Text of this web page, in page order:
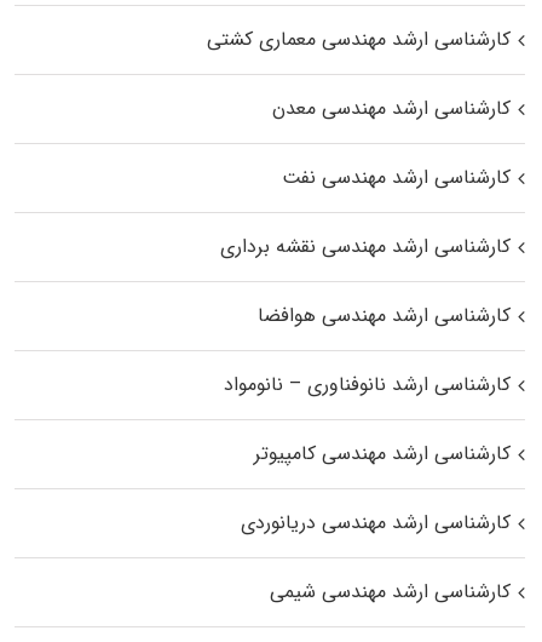
کارشناسی ارشد مهندسی معماری کشتی
کارشناسی ارشد مهندسی معدن
کارشناسی ارشد مهندسی نفت
کارشناسی ارشد مهندسی نقشه برداری
کارشناسی ارشد مهندسی هوافضا
کارشناسی ارشد نانوفناوری – نانومواد
کارشناسی ارشد مهندسی کامپیوتر
کارشناسی ارشد مهندسی دریانوردی
کارشناسی ارشد مهندسی شیمی